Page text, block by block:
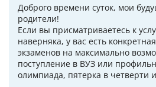
Доброго времени суток, мои
родители!
Если вы присматриваетесь к
наверняка, у вас есть
экзаменов на максимально
поступление в ВУЗ или
олимпиада, пятерка в четверти